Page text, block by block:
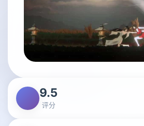
9.5
评分